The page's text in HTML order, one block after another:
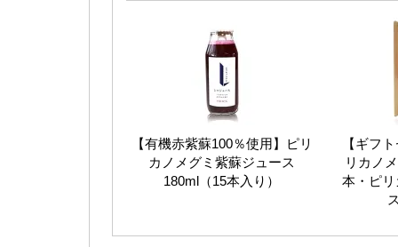
【有機赤紫蘇100％使用】ピリ
カノメグミ紫蘇ジュース
180ml（15本入り）
【ギフ
リカノ
本・ピ